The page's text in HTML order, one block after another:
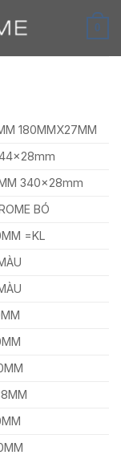
0
180MMX27MM
340x28mm
BÓ
=KL